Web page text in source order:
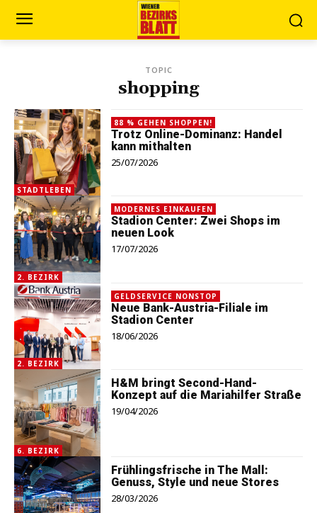
TOPIC
shopping
STADTLEBEN
88 % GEHEN SHOPPEN!
Trotz Online-Dominanz: Handel
kann mithalten
25/07/2026
2. BEZIRK
MODERNES EINKAUFEN
Stadion Center: Zwei Shops im
neuen Look
17/07/2026
2. BEZIRK
GELDSERVICE NONSTOP
Neue Bank-Austria-Filiale im
Stadion Center
18/06/2026
6. BEZIRK
H&M bringt Second-Hand-
Konzept auf die Mariahilfer Straße
19/04/2026
Frühlingsfrische in The Mall:
Genuss, Style und neue Stores
28/03/2026